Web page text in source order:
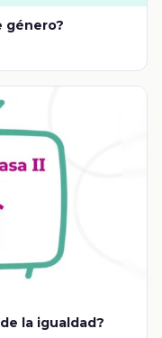
género?
la igualdad?